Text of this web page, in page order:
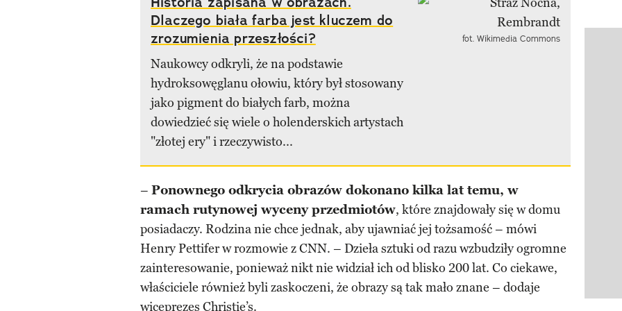
Dlaczego biała farba jest kluczem do
zrozumienia przeszłości?
Naukowcy odkryli, że na podstawie
hydroksowęglanu ołowiu, który był stosowany
jako pigment do białych farb, można
dowiedzieć się wiele o holenderskich artystach
"złotej ery" i rzeczywisto...
fot. Wikimedia Commons
– Ponownego odkrycia obrazów dokonano kilka lat temu, w
ramach rutynowej wyceny przedmiotów, które znajdowały się w domu
posiadaczy. Rodzina nie chce jednak, aby ujawniać jej tożsamość – mówi
Henry Pettifer w rozmowie z CNN. – Dzieła sztuki od razu wzbudziły ogromne
zainteresowanie, ponieważ nikt nie widział ich od blisko 200 lat. Co ciekawe,
właściciele również byli zaskoczeni, że obrazy są tak mało znane – dodaje
wiceprezes Christie’s.